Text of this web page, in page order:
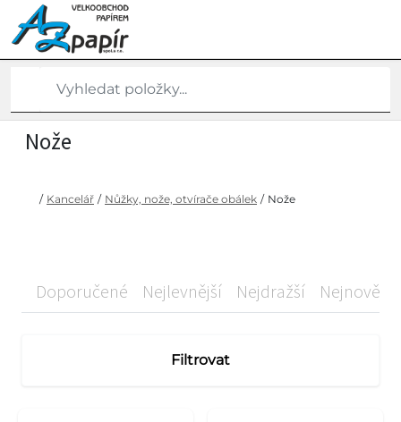
Nože
/ Kancelář / Nůžky, nože, otvírače obálek / Nože
Doporučené Nejlevnější Nejdražší Nejnovější
Filtrovat